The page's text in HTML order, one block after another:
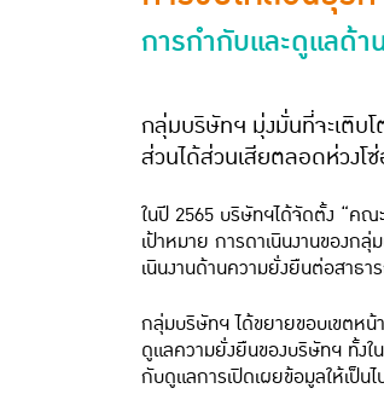
การกํากับและดูแลด้
กลุ่มบริษัทฯ มุ่งมั่นที่จะเติบ
ส่วนได้ส่วนเสียตลอดห่วงโ
ในปี 2565 บริษัทฯได้จัดตั้ง “ค
เป้าหมาย การดาเนินงานของก
เนินงานด้านความยั่งยืนต่อสาธ
กลุ่มบริษัทฯ ได้ขยายขอบเขตห
ดูแลความยั่งยืนของบริษัทฯ ทั้งใ
กับดูแลการเปิดเผยข้อมูลให้เป็